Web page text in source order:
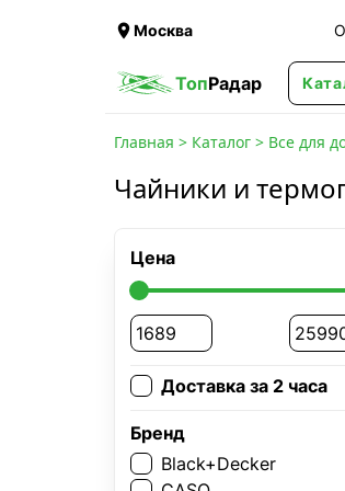
Москва
ТопРадар
Главная > Каталог > Все для
Чайники и
Цена
Доставка за 2 часа
Бренд
Black+Decker